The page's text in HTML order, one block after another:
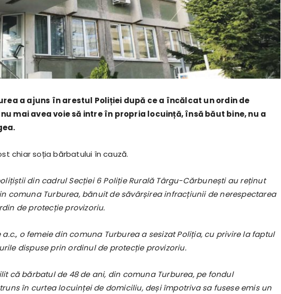
a ajuns în arestul Poliției după ce a încălcat un ordin de
mai avea voie să intre în propria locuință, însă băut bine, nu a
chiar soția bărbatului în cauză.
din cadrul Secției 6 Poliție Rurală Târgu-Cărbunești au reținut
comuna Turburea, bănuit de săvârșirea infracțiunii de nerespectarea
de protecție provizoriu.
o femeie din comuna Turburea a sesizat Poliția, cu privire la faptul
dispuse prin ordinul de protecție provizoriu.
că bărbatul de 48 de ani, din comuna Turburea, pe fondul
în curtea locuinței de domiciliu, deși împotriva sa fusese emis un